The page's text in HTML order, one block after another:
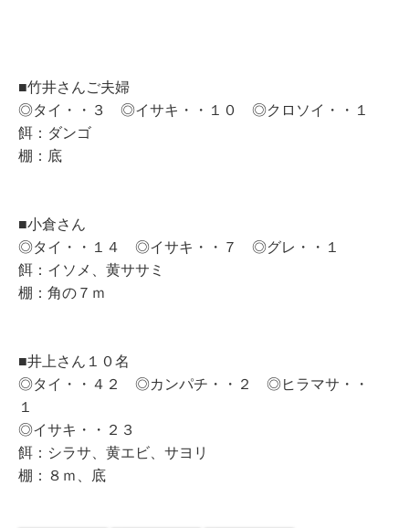
■竹井さんご夫婦
◎タイ・・３ ◎イサキ・・１０ ◎クロソイ・・１
餌：ダンゴ
棚：底
■小倉さん
◎タイ・・１４ ◎イサキ・・７ ◎グレ・・１
餌：イソメ、黄ササミ
棚：角の７ｍ
■井上さん１０名
◎タイ・・４２ ◎カンパチ・・２ ◎ヒラマサ・・
１
◎イサキ・・２３
餌：シラサ、黄エビ、サヨリ
棚：８ｍ、底